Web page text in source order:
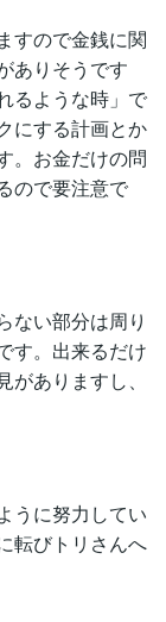
すので金銭に関
ありそうです
るような時」で
にする計画とか
。お金だけの問
ので要注意で
ない部分は周り
す。出来るだけ
ありますし、
うに努力してい
転びトリさんへ